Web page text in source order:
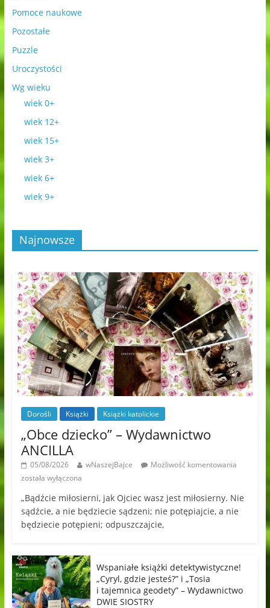
Pomoce naukowe
Pozostałe
Puzzle
Uroczystości
Wg wieku
wiek 0+
wiek 12+
wiek 15+
wiek 3+
wiek 6+
wiek 9+
Najnowsze
Dorośli Książki Książki katolickie
„Obce dziecko” – Wydawnictwo
ANCILLA
05/08/2026 wNaszejBajce
Możliwość komentowania
została wyłączona
„Bądźcie miłosierni, jak Ojciec wasz jest miłosierny. Nie
sądźcie, a nie będziecie sądzeni; nie potępiajcie, a nie
będziecie potępieni; odpuszczajcie,
Wspaniałe książki detektywistyczne!
„Cyryl, gdzie jesteś?” i „Tosia
i tajemnica geodety” – Wydawnictwo
DWIE SIOSTRY